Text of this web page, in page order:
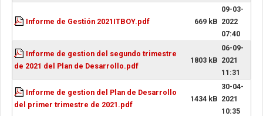
Informe de Gestión 2021ITBOY.pdf 669 kB
09-03-
2022
07:40
Informe de gestion del segundo trimestre
de 2021 del Plan de Desarrollo.pdf
1803 kB
06-09-
2021
11:31
Informe de gestion del Plan de Desarrollo
del primer trimestre de 2021.pdf
1434 kB
30-04-
2021
10:35